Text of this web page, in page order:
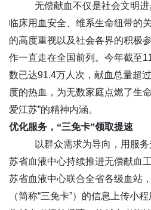
无偿献血不仅是社会文明
临床用血安全、维系生命纽带的
的高度重视以及社会各界的积极
作一直走在全国前列。今年截至
数已达91.4万人次，献血总量超
度的热血，为无数家庭点燃了生
爱江苏”的精神内涵。
优化服务，“三免卡”领取提速
以群众需求为导向，用服
苏省血液中心持续推进无偿献血
苏省血液中心联合全省各级血站
（简称“三免卡”）的信息上传小